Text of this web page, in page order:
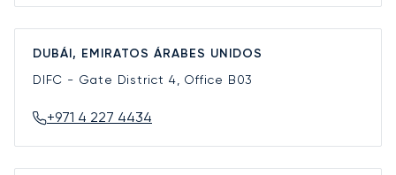
DUBÁI, EMIRATOS ÁRABES UNIDOS
DIFC - Gate District 4, Office B03
+971 4 227 4434